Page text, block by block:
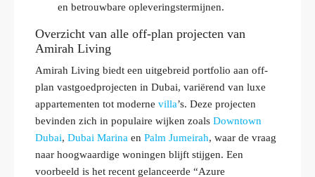
en betrouwbare opleveringstermijnen.
Overzicht van alle off-plan projecten van
Amirah Living
Amirah Living biedt een uitgebreid portfolio aan off-
plan vastgoedprojecten in Dubai, variërend van luxe
appartementen tot moderne villa’s. Deze projecten
bevinden zich in populaire wijken zoals Downtown
Dubai, Dubai Marina en Palm Jumeirah, waar de vraag
naar hoogwaardige woningen blijft stijgen. Een
voorbeeld is het recent gelanceerde “Azure